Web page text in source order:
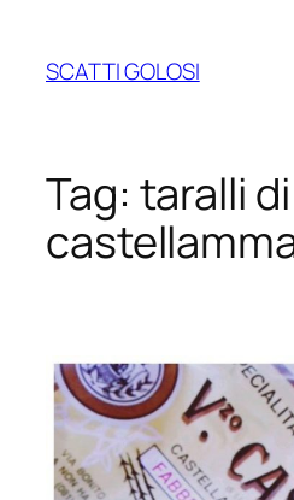
contenuto
SCATTI GOLOSI
Tag: taralli di